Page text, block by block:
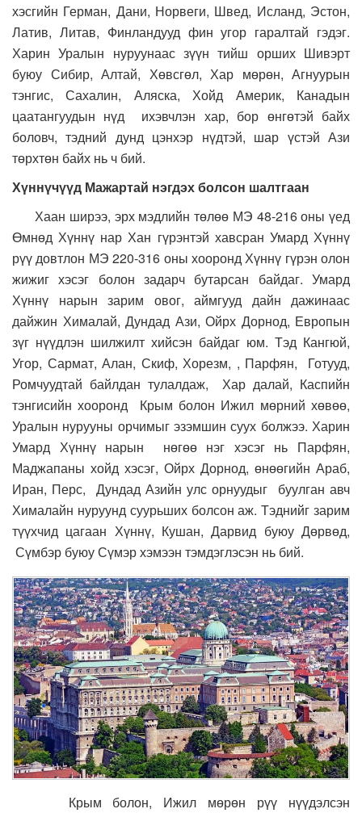
хэсгийн Герман, Дани, Норвеги, Швед, Исланд, Эстон,
Латив, Литав, Финландууд фин угор гаралтай гэдэг.
Харин Уралын нуруунаас зүүн тийш орших Шивэрт
буюу Сибир, Алтай, Хөвсгөл, Хар мөрөн, Агнуурын
тэнгис, Сахалин, Аляска, Хойд Америк, Канадын
цаатангуудын нүд ихэвчлэн хар, бор өнгөтэй байх
боловч, тэдний дунд цэнхэр нүдтэй, шар үстэй Ази
төрхтөн байх нь ч бий.
Хүннүчүүд Мажартай нэгдэх болсон шалтгаан
Хаан ширээ, эрх мэдлийн төлөө МЭ 48-216 оны үед
Өмнөд Хүннү нар Хан гүрэнтэй хавсран Умард Хүннү
рүү довтлон МЭ 220-316 оны хооронд Хүннү гүрэн олон
жижиг хэсэг болон задарч бутарсан байдаг. Умард
Хүннү нарын зарим овог, аймгууд дайн дажинаас
дайжин Хималай, Дундад Ази, Ойрх Дорнод, Европын
зүг нүүдлэн шилжилт хийсэн байдаг юм. Тэд Кангюй,
Угор, Сармат, Алан, Скиф, Хорезм, , Парфян, Готууд,
Ромчуудтай байлдан тулалдаж, Хар далай, Каспийн
тэнгисийн хооронд Крым болон Ижил мөрний хөвөө,
Уралын нурууны орчимыг эзэмшин суух болжээ. Харин
Умард Хүннү нарын нөгөө нэг хэсэг нь Парфян,
Маджапаны хойд хэсэг, Ойрх Дорнод, өнөөгийн Араб,
Иран, Перс, Дундад Азийн улс орнуудыг буулган авч
Хималайн нуруунд суурьших болсон аж. Тэднийг зарим
түүхчид цагаан Хүннү, Кушан, Дарвид буюу Дөрвөд,
Сүмбэр буюу Сүмэр хэмээн тэмдэглэсэн нь бий.
Крым болон, Ижил мөрөн рүү нүүдэлсэн